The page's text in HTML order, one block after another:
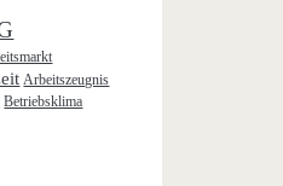
Arbeitszeugnis
Betriebsklima